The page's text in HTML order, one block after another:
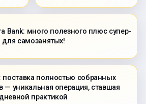
Bank: много полезного плюс супер-
для самозанятых!
поставка полностью собранных
— уникальная операция, ставшая
практикой